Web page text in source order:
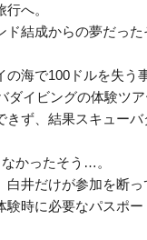
へ。
ド結成からの夢だっ
の海で100ドルを失う
ダイビングの体験ツ
ず、結果スキュー
かったそう…。
白井だけが参加を断
験時に必要なパスポ